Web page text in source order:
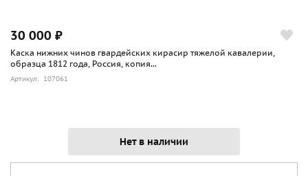
30 000 ₽
Каска нижних чинов гвардейских кирасир тяжелой кавалерии,
образца 1812 года, Россия, копия...
Артикул: 107061
Нет в наличии